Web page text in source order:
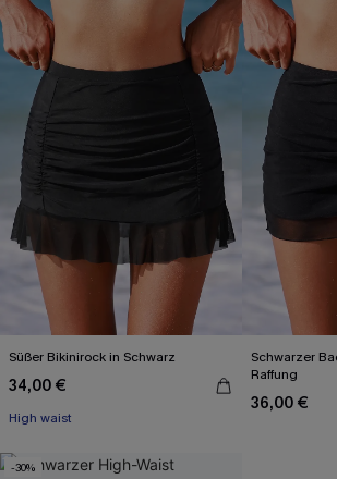
Süßer Bikinirock in Schwarz
34,00 €
High waist
Schwarzer
Raffung
36,00 €
-30%